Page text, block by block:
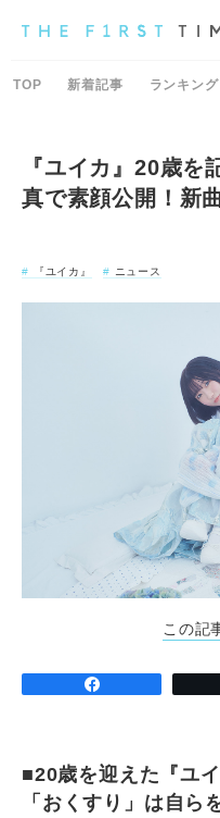
TOP 新着記事 ランキング
『ユイカ』20歳を
真で素顔公開！新
『ユイカ』 ニュース
この記
■20歳を迎えた『ユ
「おくすり」は自ら